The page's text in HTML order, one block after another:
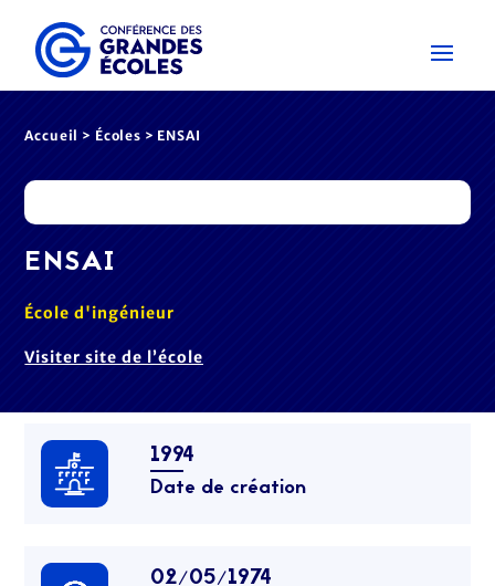
Accueil > Écoles > ENSAI
ENSAI
École d'ingénieur
Visiter site de l’école
1994
Date de création
02/05/1974